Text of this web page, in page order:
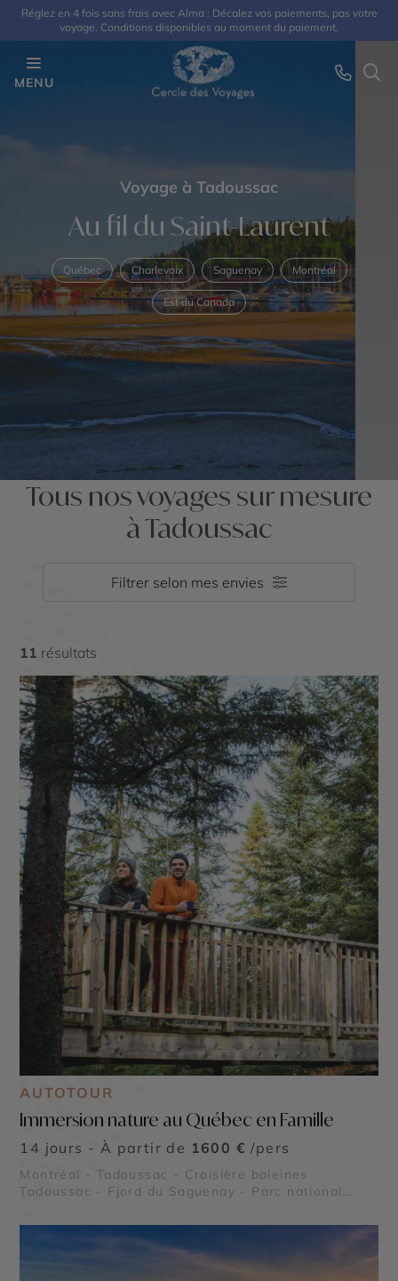
Réglez en 4 fois sans frais avec Alma : Décalez vos paiements, pas votre
voyage. Conditions disponibles au moment du paiement.
MENU
Voyage à Tadoussac
Au fil du Saint-Laurent
Québec Charlevoix Saguenay Montréal
Est du Canada
Tous nos voyages sur mesure
à Tadoussac
Filtrer selon mes envies
11 résultats
AUTOTOUR
Immersion nature au Québec en Famille
14 jours - À partir de 1600 € /pers
Montréal - Tadoussac - Croisière baleines
Tadoussac - Fjord du Saguenay - Parc national
Pointe Taillon - Île aux Coudres - Parc national des
Hautes Gorges de la Rivière Malbaie - Parc
national des Grands Jardins - Reserve Faunique